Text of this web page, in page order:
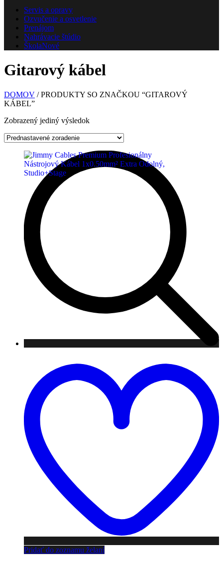
Servis a opravy
Ozvučenie a osvetlenie
Prenájom
Nahrávacie štúdio
ŠkolaNové
Gitarový kábel
DOMOV / PRODUKTY SO ZNAČKOU “GITAROVÝ
KÁBEL”
Zobrazený jediný výsledok
Pridať do zoznamu želaní